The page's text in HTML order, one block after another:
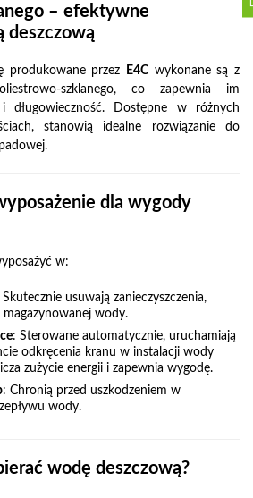
– efektywne
deszczową
produkowane przez E4C wykonane są z
szklanego, co zapewnia im
długowieczność. Dostępne w różnych
stanowią idealne rozwiązanie do
dla wygody
w:
Skutecznie usuwają zanieczyszczenia,
wody.
: Sterowane automatycznie, uruchamiają
odkręcenia kranu w instalacji wody
zużycie energii i zapewnia wygodę.
: Chronią przed uszkodzeniem w
wody.
wodę deszczową?